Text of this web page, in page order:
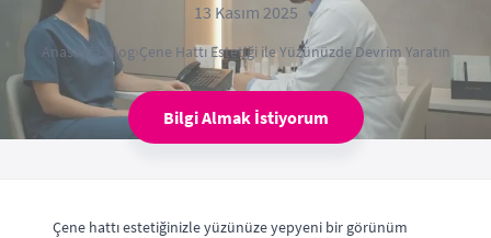
13 Kasım 2025
Anasayfa Blog› Çene Hattı Estetiği ile Yüzünüzde Devrim Yaratın
Bilgi Almak İstiyorum
Çene hattı estetiğinizle yüzünüze yepyeni bir görünüm